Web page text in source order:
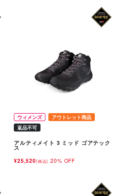
ウィメンズ
アウトレット商品
返品不可
アルティメイト 3 ミッド ゴアテック
ス
¥25,520(税込) 20% OFF